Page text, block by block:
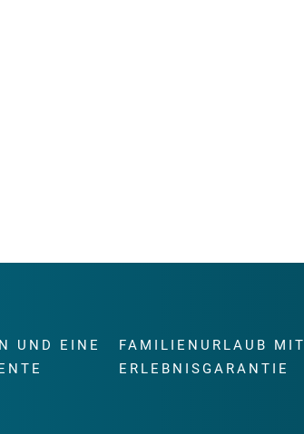
UND EINE
FAMILIENURLAUB MIT
ERLEBNISGARANTIE